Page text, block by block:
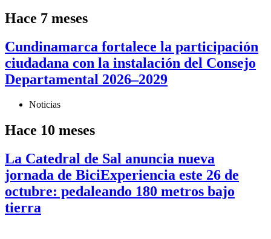
Hace 7 meses
Cundinamarca fortalece la participación
ciudadana con la instalación del Consejo
Departamental 2026–2029
Noticias
Hace 10 meses
La Catedral de Sal anuncia nueva
jornada de BiciExperiencia este 26 de
octubre: pedaleando 180 metros bajo
tierra